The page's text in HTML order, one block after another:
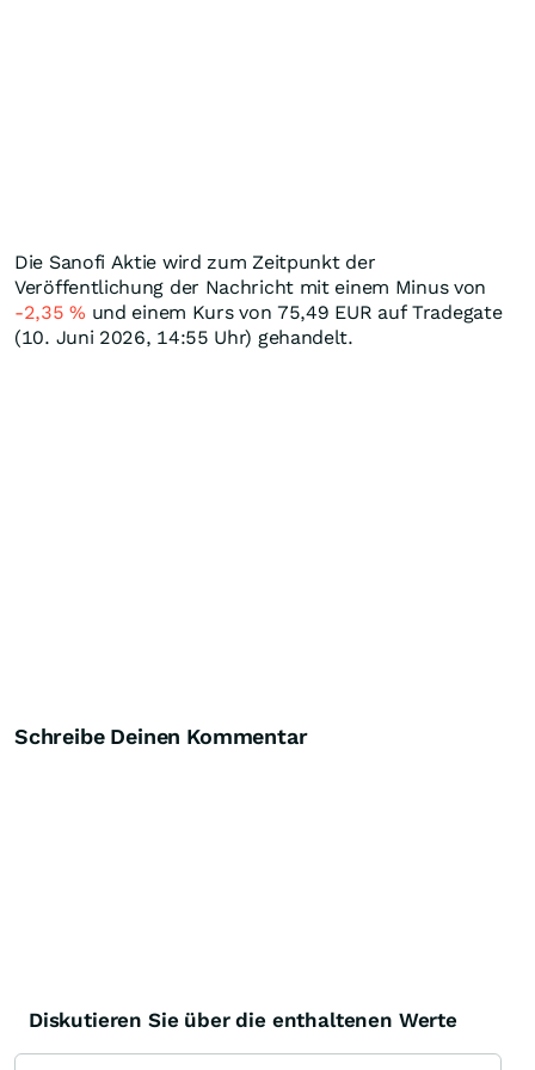
Die Sanofi Aktie wird zum Zeitpunkt der
Veröffentlichung der Nachricht mit einem Minus von
-2,35% und einem Kurs von 75,49 EUR auf Tradegate
(10. Juni 2026, 14:55 Uhr) gehandelt.
Schreibe Deinen Kommentar
Diskutieren Sie über die enthaltenen Werte